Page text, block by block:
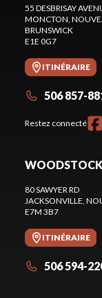
55 DESBRISAY
MONCTON ,
BRUNSWICK
E1E 0G7
ITINÉRAIRE
506 857-
Restez connecté
WOODSTOCK
80 SAWYER RD
JACKSONVILLE ,
E7M 3B7
ITINÉRAIRE
506 594-